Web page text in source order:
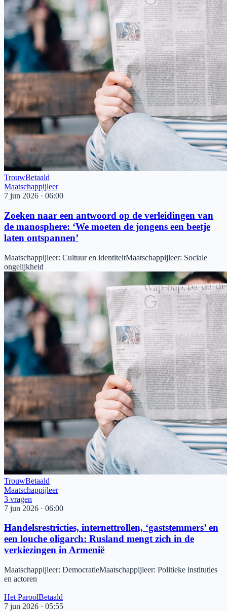
TrouwBetaald
Maatschappijleer
7 jun 2026 · 06:00
Zoeken naar een antwoord op de verleidingen van
de manosphere: ‘We moeten de jongens een beetje
laten ontspannen’
Maatschappijleer: Cultuur en identiteitMaatschappijleer: Sociale
ongelijkheid
TrouwBetaald
Maatschappijleer
3 vragen
7 jun 2026 · 06:00
Handelsrestricties, internettrollen, ‘gaststemmers’ en
een louche oligarch: Rusland mengt zich in de
verkiezingen in Armenië
Maatschappijleer: DemocratieMaatschappijleer: Politieke instituties
en actoren
Het ParoolBetaald
7 jun 2026 · 05:55